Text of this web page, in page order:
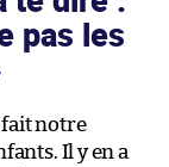
pas les
fait notre
Il y en a